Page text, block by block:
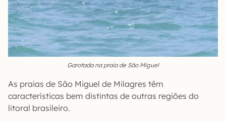
Garotada na praia de São Miguel
As praias de São Miguel de Milagres têm
características bem distintas de outras regiões do
litoral brasileiro.